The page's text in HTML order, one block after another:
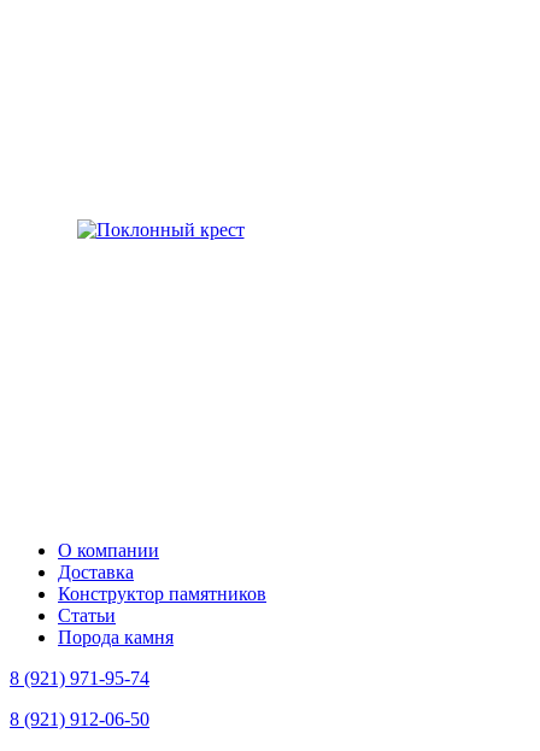
О компании
Доставка
Конструктор памятников
Статьи
Порода камня
8 (921) 971-95-74
8 (921) 912-06-50